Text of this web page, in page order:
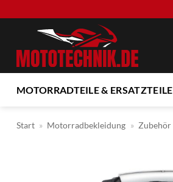
MOTORRADTEILE & ERSATZTEILE
Start » Motorradbekleidung » Zubehör